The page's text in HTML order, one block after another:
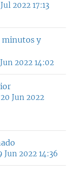
2022 17:13
minutos y
Jun 2022 14:02
20 Jun 2022
Jun 2022 14:36